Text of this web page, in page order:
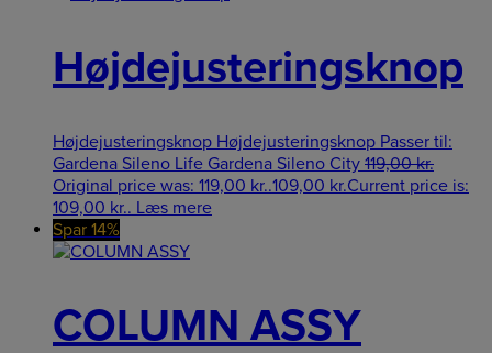
Højdejusteringsknop
Højdejusteringsknop Højdejusteringsknop Passer til:
Gardena Sileno Life Gardena Sileno City 119,00kr.
Original price was: 119,00 kr..109,00 kr.Current price is:
109,00 kr.. Læs mere
Spar 14%
COLUMN ASSY